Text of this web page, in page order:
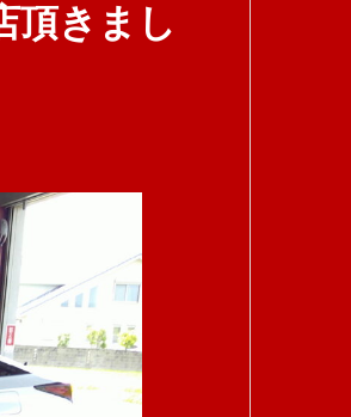
頂きまし